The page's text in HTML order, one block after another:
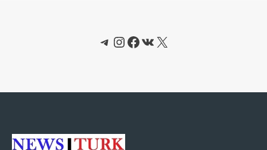
Telegram
Instagram
Facebook
ВКонтакте
X